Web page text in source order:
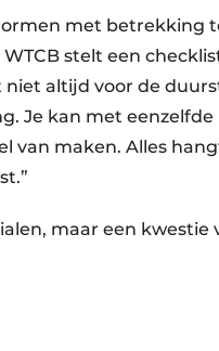
met betrekking
stelt een
niet altijd voor de
Je kan met
van maken. Alles
maar een kwestie